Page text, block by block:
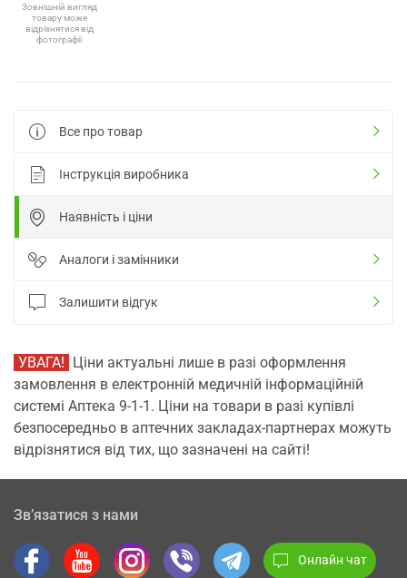
Зовнішній вигляд
товару може
відрізнятися від
фотографії
Все про товар
Інструкція виробника
Наявність і ціни
Аналоги і замінники
Залишити відгук
УВАГА! Ціни актуальні лише в разі оформлення
замовлення в електронній медичній інформаційній
системі Аптека 9-1-1. Ціни на товари в разі купівлі
безпосередньо в аптечних закладах-партнерах можуть
відрізнятися від тих, що зазначені на сайті!
Зв’язатися з нами
Онлайн чат